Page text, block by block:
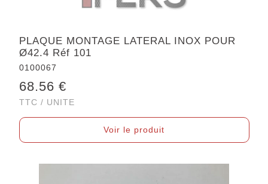
PLAQUE MONTAGE LATERAL INOX POUR
Ø42.4 Réf 101
0100067
68.56 €
TTC / UNITE
Voir le produit